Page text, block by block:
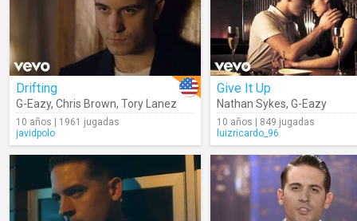
Drifting
G-Eazy, Chris Brown, Tory Lanez
10 años | 1961 jugadas
javidpolo
Give It Up
Nathan Sykes, G-Eazy
10 años | 849 jugadas
luizricardo_96